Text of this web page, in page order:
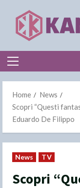
content
Primary
Home
News
Scopri “Questi
Eduardo De Filippo
News TV
Scopri